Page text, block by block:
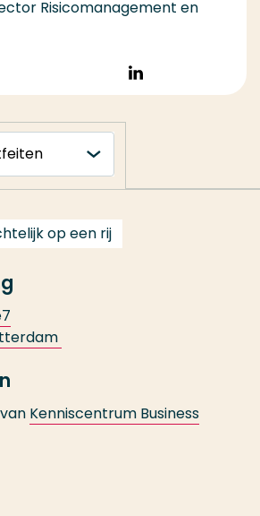
Risicomanagement en
een email
Volg op
LinkedIn
op een rij
van Kenniscentrum Business